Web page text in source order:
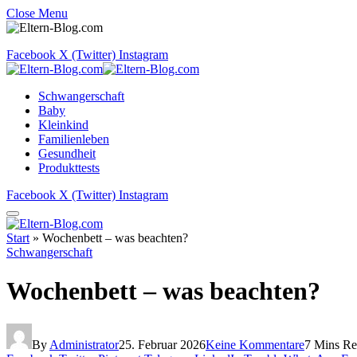
Close Menu
Facebook X (Twitter) Instagram
Schwangerschaft
Baby
Kleinkind
Familienleben
Gesundheit
Produkttests
Facebook X (Twitter) Instagram
Start » Wochenbett – was beachten?
Schwangerschaft
Wochenbett – was beachten?
By Administrator25. Februar 2026Keine Kommentare7 Mins